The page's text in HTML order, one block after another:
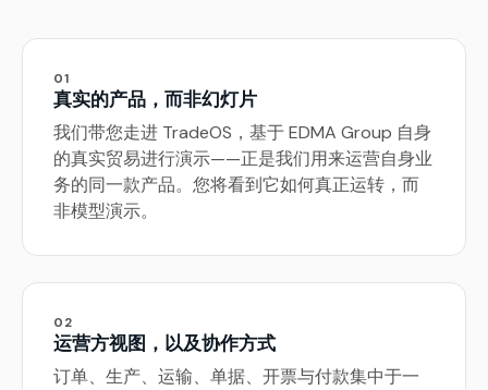
01
真实的产品，而非幻灯片
我们带您走进 TradeOS，基于 EDMA Group 自身
的真实贸易进行演示——正是我们用来运营自身业
务的同一款产品。您将看到它如何真正运转，而
非模型演示。
02
运营方视图，以及协作方式
订单、生产、运输、单据、开票与付款集中于一